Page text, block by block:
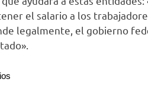
el salario a los
legalmente, el gobierno